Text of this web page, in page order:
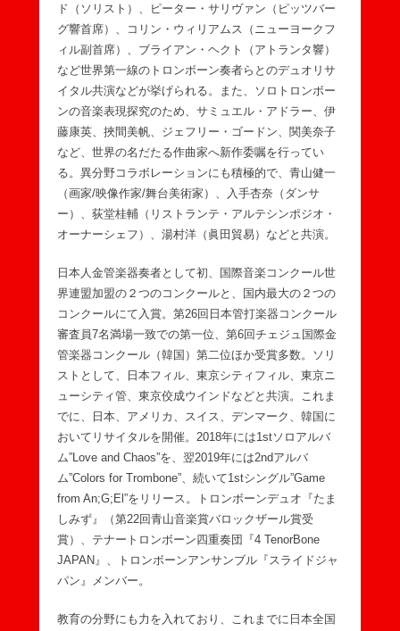
ド（ソリスト）、ピーター・サリヴァン（ピッツバー
グ響首席）、コリン・ウィリアムス（ニューヨークフ
ィル副首席）、ブライアン・ヘクト（アトランタ響）
など世界第一線のトロンボーン奏者らとのデュオリサ
イタル共演などが挙げられる。また、ソロトロンボー
ンの音楽表現探究のため、サミュエル・アドラー、伊
藤康英、挾間美帆、ジェフリー・ゴードン、関美奈子
など、世界の名だたる作曲家へ新作委嘱を行ってい
る。異分野コラボレーションにも積極的で、青山健一
（画家/映像作家/舞台美術家）、入手杏奈（ダンサ
ー）、荻堂桂輔（リストランテ・アルテシンポジオ・
オーナーシェフ）、湯村洋（眞田貿易）などと共演。
日本人金管楽器奏者として初、国際音楽コンクール世
界連盟加盟の２つのコンクールと、国内最大の２つの
コンクールにて入賞。第26回日本管打楽器コンクール
審査員7名満場一致での第一位、第6回チェジュ国際金
管楽器コンクール（韓国）第二位ほか受賞多数。ソリ
ストとして、日本フィル、東京シティフィル、東京ニ
ューシティ管、東京佼成ウインドなどと共演。これま
でに、日本、アメリカ、スイス、デンマーク、韓国に
おいてリサイタルを開催。2018年には1stソロアルバ
ム”Love and Chaos”を、翌2019年には2ndアルバ
ム”Colors for Trombone”、続いて1stシングル”Game
from An;G;El”をリリース。トロンボーンデュオ『たま
しみず』（第22回青山音楽賞バロックザール賞受
賞）、テナートロンボーン四重奏団『4 TenorBone
JAPAN』、トロンボーンアンサンブル『スライドジャ
パン』メンバー。
教育の分野にも力を入れており、これまでに日本全国